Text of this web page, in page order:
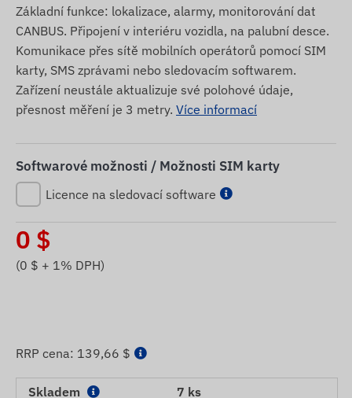
Základní funkce: lokalizace, alarmy, monitorování dat
CANBUS. Připojení v interiéru vozidla, na palubní desce.
Komunikace přes sítě mobilních operátorů pomocí SIM
karty, SMS zprávami nebo sledovacím softwarem.
Zařízení neustále aktualizuje své polohové údaje,
přesnost měření je 3 metry. Více informací
Softwarové možnosti / Možnosti SIM karty
Licence na sledovací software
0 $
(0 $ + 1% DPH)
RRP cena: 139,66 $
Skladem
7 ks